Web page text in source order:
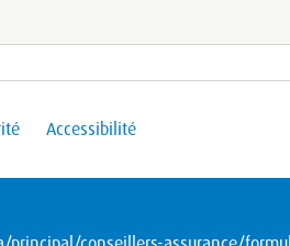
Accessibilité